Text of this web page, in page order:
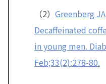
（2） Greenberg
Decaffeinated
in young men.
Feb;33(2):278-80.